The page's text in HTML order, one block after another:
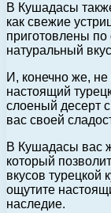
В Кушадасы
как свежие
приготовлены
натуральный
И, конечно же,
настоящий
слоеный десерт
вас своей
В Кушадасы вас
который
вкусов турецкой
ощутите
наследие.